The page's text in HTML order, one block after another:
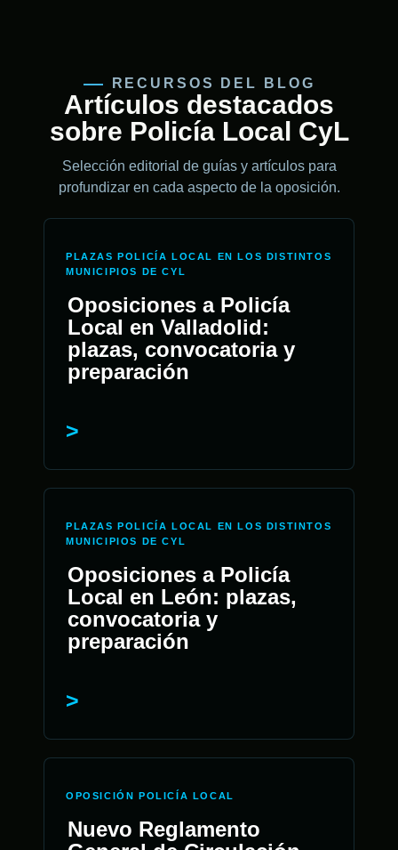
RECURSOS DEL BLOG
Artículos destacados
sobre Policía Local CyL
Selección editorial de guías y artículos para
profundizar en cada aspecto de la oposición.
PLAZAS POLICÍA LOCAL EN LOS DISTINTOS
MUNICIPIOS DE CYL
Oposiciones a Policía
Local en Valladolid:
plazas, convocatoria y
preparación
PLAZAS POLICÍA LOCAL EN LOS DISTINTOS
MUNICIPIOS DE CYL
Oposiciones a Policía
Local en León: plazas,
convocatoria y
preparación
OPOSICIÓN POLICÍA LOCAL
Nuevo Reglamento